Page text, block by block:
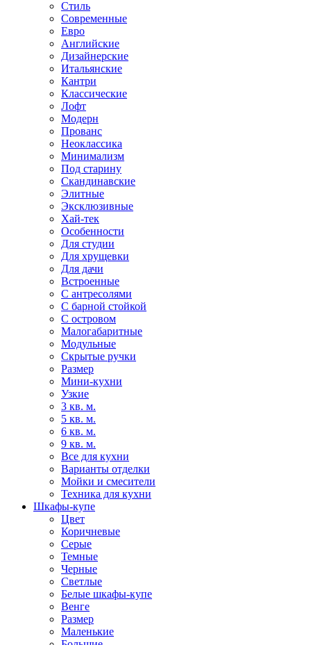
Стиль
Современные
Евро
Английские
Дизайнерские
Итальянские
Кантри
Классические
Лофт
Модерн
Прованс
Неоклассика
Минимализм
Под старину
Скандинавские
Элитные
Эксклюзивные
Хай-тек
Особенности
Для студии
Для хрущевки
Для дачи
Встроенные
С антресолями
С барной стойкой
С островом
Малогабаритные
Модульные
Скрытые ручки
Размер
Мини-кухни
Узкие
3 кв. м.
5 кв. м.
6 кв. м.
9 кв. м.
Все для кухни
Варианты отделки
Мойки и смесители
Техника для кухни
Шкафы-купе
Цвет
Коричневые
Серые
Темные
Черные
Светлые
Белые шкафы-купе
Венге
Размер
Маленькие